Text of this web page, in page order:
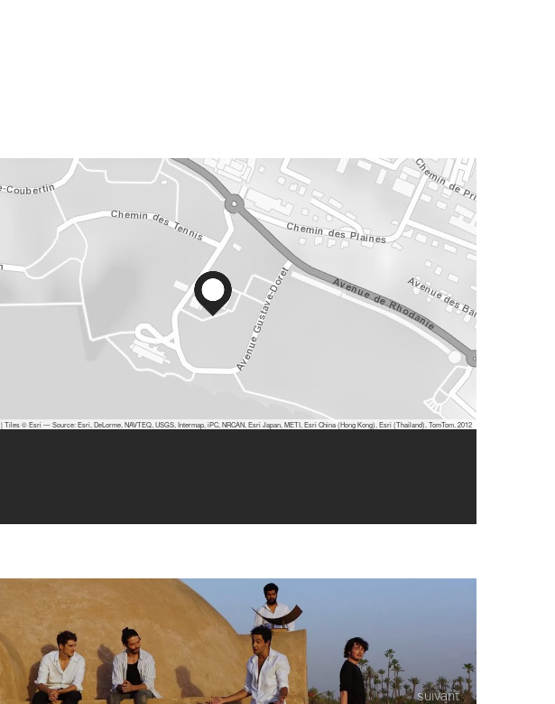
| Tiles © Esri — Source: Esri, DeLorme, NAVTEQ, USGS, Intermap, iPC, NRCAN, Esri Japan, METI, Esri China (Hong Kong), Esri (Thailand), TomTom, 2012
suivant